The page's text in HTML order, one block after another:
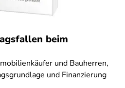
beim
und Bauherren,
und Finanzierung